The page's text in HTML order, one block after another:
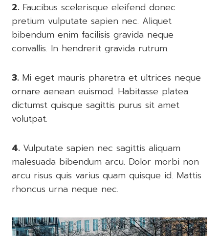
2. Faucibus scelerisque eleifend donec
pretium vulputate sapien nec. Aliquet
bibendum enim facilisis gravida neque
convallis. In hendrerit gravida rutrum.
3. Mi eget mauris pharetra et ultrices neque
ornare aenean euismod. Habitasse platea
dictumst quisque sagittis purus sit amet
volutpat.
4. Vulputate sapien nec sagittis aliquam
malesuada bibendum arcu. Dolor morbi non
arcu risus quis varius quam quisque id. Mattis
rhoncus urna neque nec.